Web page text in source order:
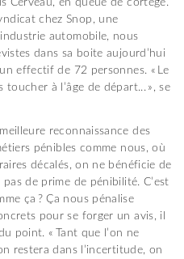
chez Snop, une
automobile, nous
dans sa boite aujourd’hui
effectif de 72 personnes. « Le
à l’âge de départ... », se
reconnaissance des
pénibles comme nous, où
décalés, on ne bénéficie de
de prime de pénibilité. C’est
ça ? Ça nous pénalise
pour se forger un avis, il
point. « Tant que l’on ne
restera dans l’incertitude, on